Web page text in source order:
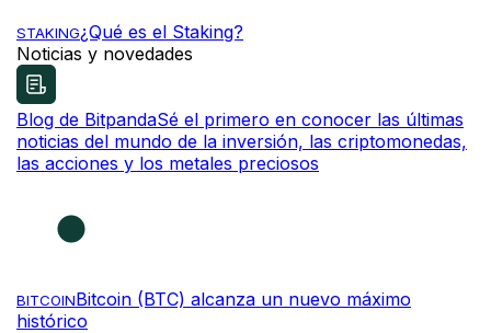
STAKING¿Qué es el Staking?
Noticias y novedades
Blog de BitpandaSé el primero en conocer las últimas
noticias del mundo de la inversión, las criptomonedas,
las acciones y los metales preciosos
BITCOINBitcoin (BTC) alcanza un nuevo máximo
histórico